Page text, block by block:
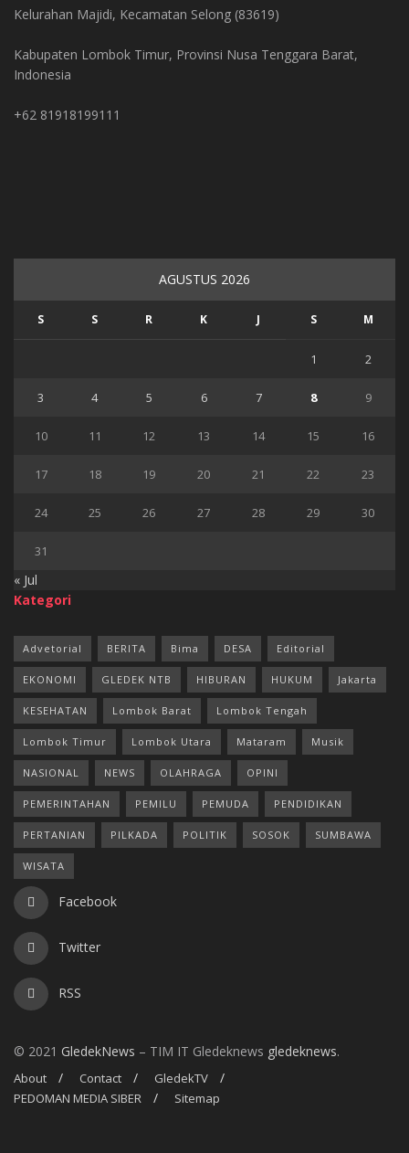
Kelurahan Majidi, Kecamatan Selong (83619)
Kabupaten Lombok Timur, Provinsi Nusa Tenggara Barat,
Indonesia
+62 81918199111
AGUSTUS 2026
S S R K J S M
1 2
3 4 5 6 7 8 9
10 11 12 13 14 15 16
17 18 19 20 21 22 23
24 25 26 27 28 29 30
31
« Jul
Kategori
Advetorial BERITA Bima DESA Editorial
EKONOMI GLEDEK NTB HIBURAN HUKUM Jakarta
KESEHATAN Lombok Barat Lombok Tengah
Lombok Timur Lombok Utara Mataram Musik
NASIONAL NEWS OLAHRAGA OPINI
PEMERINTAHAN PEMILU PEMUDA PENDIDIKAN
PERTANIAN PILKADA POLITIK SOSOK SUMBAWA
WISATA
Facebook
Twitter
RSS
© 2021 GledekNews – TIM IT Gledeknews gledeknews.
About Contact
GledekTV
PEDOMAN MEDIA SIBER
Sitemap